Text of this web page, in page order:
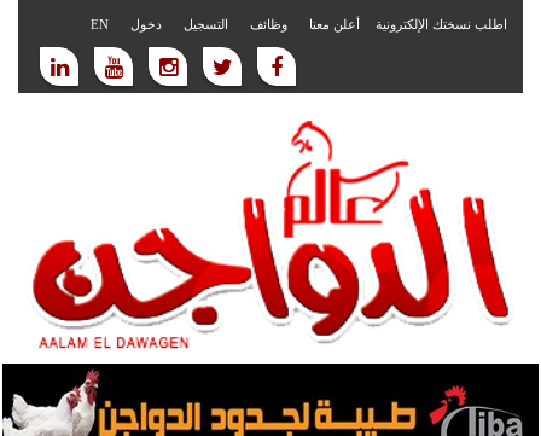
اطلب نسختك الإلكترونية أعلن معنا وظائف التسجيل دخول EN